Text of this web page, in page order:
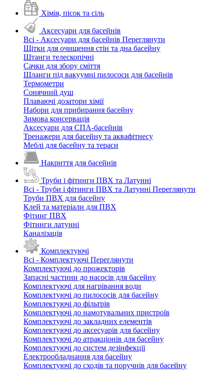
Хімія, пісок та сіль
Аксесуари для басейнів
Всі - Аксесуари для басейнів Переглянути
Щітки для очищення стін та дна басейну
Штанги телескопічні
Сачки для збору сміття
Шланги під вакуумні пилососи для басейнів
Термометри
Сонячний душ
Плаваючі дозатори хімії
Набори для прибирання басейну
Зимова консервація
Аксесуари для СПА-басейнів
Тренажери для басейну та аквафітнесу
Меблі для басейну та тераси
Накриття для басейнів
Труби і фітинги ПВХ та Латунні
Всі - Труби і фітинги ПВХ та Латунні Переглянути
Труби ПВХ для басейну
Клей та матеріали для ПВХ
Фітинг ПВХ
Фітинги латунні
Каналізація
Комплектуючі
Всі - Комплектуючі Переглянути
Комплектуючі до прожекторів
Запасні частини до насосів для басейну
Комплектуючі для нагрівання води
Комплектуючі до пилососів для басейну
Комплектуючі до фільтрів
Комплектуючі до намотувальних пристроїв
Комплектуючі до закладних елементів
Комплектуючі до аксесуарів для басейну
Комплектуючі до атракціонів для басейну
Комплектуючі до систем дезінфекції
Електрообладнання для басейну
Комплектуючі до сходів та поручнів для басейну